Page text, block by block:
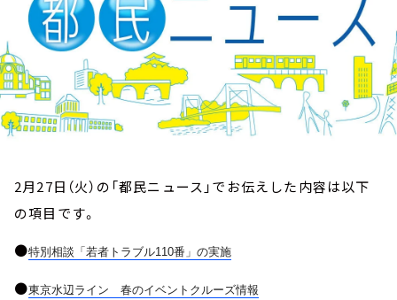
2月27日（火）の「都民ニュース」でお伝えした内容は以下
の項目です。
●特別相談「若者トラブル110番」の実施
●東京水辺ライン 春のイベントクルーズ情報